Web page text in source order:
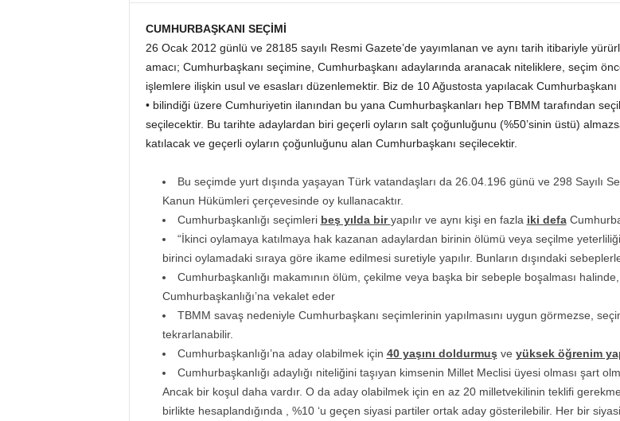
CUMHURBAŞKANI SEÇİMİ
26 Ocak 2012 günlü ve 28185 sayılı Resmi Gazete’de yayımlanan ve aynı tarih itibariyle
amacı; Cumhurbaşkanı seçimine, Cumhurbaşkanı adaylarında aranacak niteliklere, seçim
işlemlere ilişkin usul ve esasları düzenlemektir. Biz de 10 Ağustosta yapılacak
• bilindiği üzere Cumhuriyetin ilanından bu yana Cumhurbaşkanları hep TBMM tarafından
seçilecektir. Bu tarihte adaylardan biri geçerli oyların salt çoğunluğunu (%50’sinin üstü)
katılacak ve geçerli oyların çoğunluğunu alan Cumhurbaşkanı seçilecektir.
Bu seçimde yurt dışında yaşayan Türk vatandaşları da 26.04.196 günü ve 298 Sayılı
Kanun Hükümleri çerçevesinde oy kullanacaktır.
Cumhurbaşkanlığı seçimleri beş yılda biryapılır ve aynı kişi en fazla iki defa
“İkinci oylamaya katılmaya hak kazanan adaylardan birinin ölümü veya seçilme
birinci oylamadaki sıraya göre ikame edilmesi suretiyle yapılır. Bunların dışındaki
Cumhurbaşkanlığı makamının ölüm, çekilme veya başka bir sebeple boşalması
Cumhurbaşkanlığı’na vekalet eder
TBMM savaş nedeniyle Cumhurbaşkanı seçimlerinin yapılmasını uygun görmezse,
tekrarlanabilir.
Cumhurbaşkanlığı’na aday olabilmek için 40 yaşını doldurmuş ve yüksek öğrenim
Cumhurbaşkanlığı adaylığı niteliğini taşıyan kimsenin Millet Meclisi üyesi olması şart
Ancak bir koşul daha vardır. O da aday olabilmek için en az 20 milletvekilinin teklifi
birlikte hesaplandığında , %10 ‘u geçen siyasi partiler ortak aday gösterilebilir. Her bir